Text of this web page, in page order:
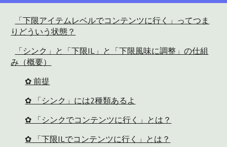
「下限アイテムレベルでコンテンツに行く」ってつま
りどういう状態？
「シンク」と「下限IL」と「下限風味に調整」の仕組
み（概要）
✿ 前提
✿ 「シンク」には2種類あるよ
✿ 「シンクでコンテンツに行く」とは？
✿ 「下限ILでコンテンツに行く」とは？